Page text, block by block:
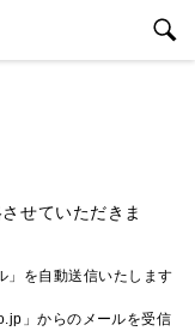
せていただきま
」を自動送信いたします
」からのメールを受信